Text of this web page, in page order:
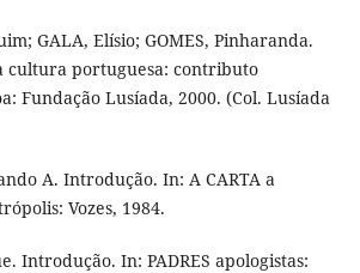
GALA, Elísio; GOMES, Pinharanda.
cultura portuguesa: contributo
Fundação Lusíada, 2000. (Col. Lusíada
A. Introdução. In: A CARTA a
Vozes, 1984.
Introdução. In: PADRES apologistas: